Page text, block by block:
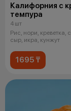
Калифорния с
темпура
4 шт
Рис, нори, креветка,
сыр, икра, кунжут
1695 ₸